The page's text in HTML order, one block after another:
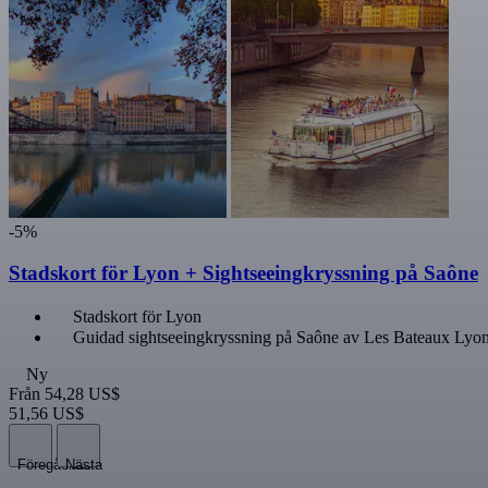
-5%
Stadskort för Lyon + Sightseeingkryssning på Saône
Stadskort för Lyon
Guidad sightseeingkryssning på Saône av Les Bateaux
Ny
Från 54,28 US$
51,56 US$
Föregående
Nästa